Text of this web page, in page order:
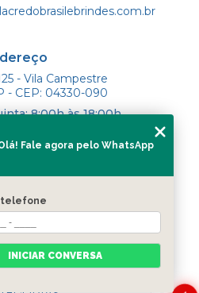
- Vila Campestre
- CEP: 04330-090
8:00h às 18:00h
do Site
NÓS
BLOG
CONTATO
Fale agora pelo WhatsApp
telefone
INICIAR CONVERSA